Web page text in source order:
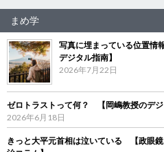
まめ学
写真に埋まっている位置
デジタル指南】
2026年7月22日
ゼロトラストって何？ 【岡嶋教授のデジ
2026年6月18日
きっと大平元首相は泣いている 【政眼